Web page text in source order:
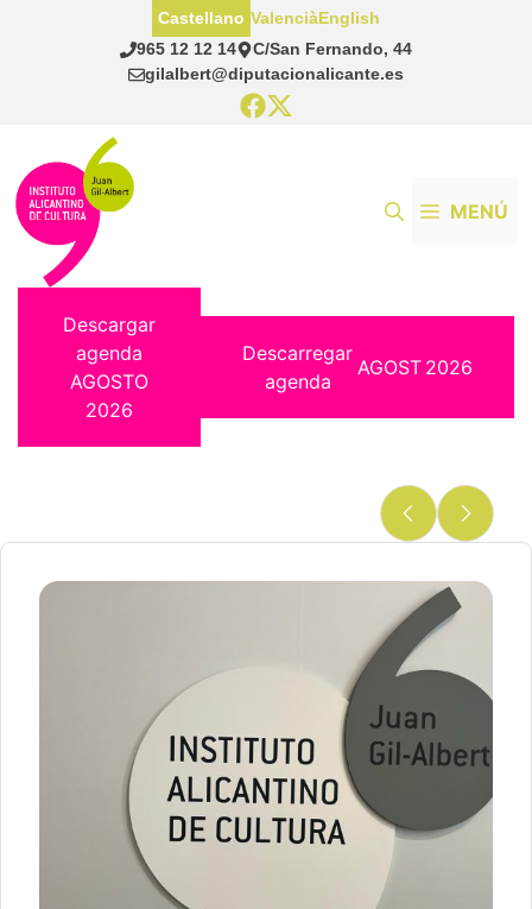
965 12 12 14
C/San Fernando, 44
gilalbert@diputacionalicante.es
Castellano ValenciàEnglish
MENÚ
Descargar
agenda
AGOSTO
2026
Descarregar
agenda
AGOST 2026